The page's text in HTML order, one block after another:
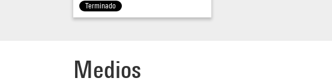
Terminado
Medios